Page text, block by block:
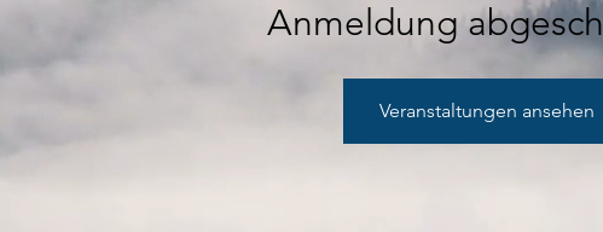
Anmeldung
Veranstaltungen ansehen